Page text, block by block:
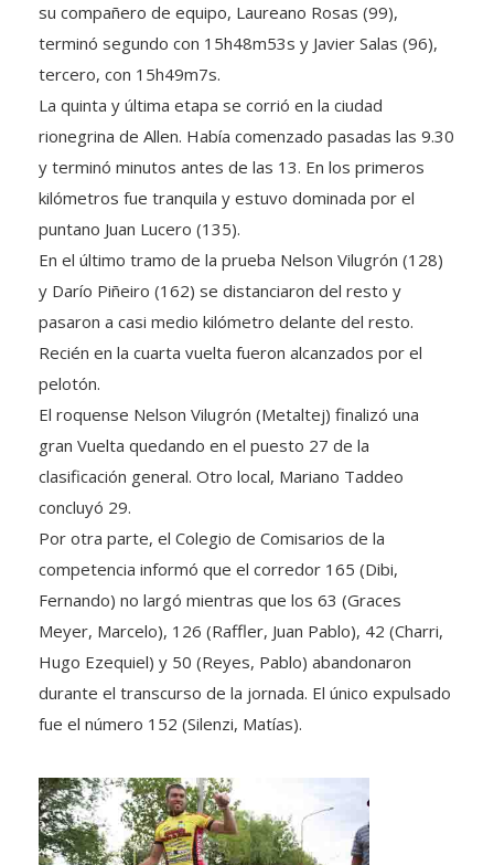
su compañero de equipo, Laureano Rosas (99),
terminó segundo con 15h48m53s y Javier Salas (96),
tercero, con 15h49m7s.
La quinta y última etapa se corrió en la ciudad
rionegrina de Allen. Había comenzado pasadas las 9.30
y terminó minutos antes de las 13. En los primeros
kilómetros fue tranquila y estuvo dominada por el
puntano Juan Lucero (135).
En el último tramo de la prueba Nelson Vilugrón (128)
y Darío Piñeiro (162) se distanciaron del resto y
pasaron a casi medio kilómetro delante del resto.
Recién en la cuarta vuelta fueron alcanzados por el
pelotón.
El roquense Nelson Vilugrón (Metaltej) finalizó una
gran Vuelta quedando en el puesto 27 de la
clasificación general. Otro local, Mariano Taddeo
concluyó 29.
Por otra parte, el Colegio de Comisarios de la
competencia informó que el corredor 165 (Dibi,
Fernando) no largó mientras que los 63 (Graces
Meyer, Marcelo), 126 (Raffler, Juan Pablo), 42 (Charri,
Hugo Ezequiel) y 50 (Reyes, Pablo) abandonaron
durante el transcurso de la jornada. El único expulsado
fue el número 152 (Silenzi, Matías).